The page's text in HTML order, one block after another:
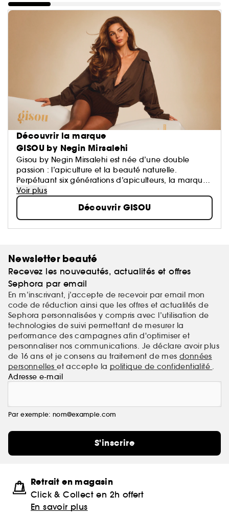
Découvrir la marque
GISOU by Negin Mirsalehi
Gisou by Negin Mirsalehi est née d’une double
passion : l’apiculture et la beauté naturelle.
Perpétuant six générations d’apiculteurs, la marque
crée des soins cheveux uniques, dont des
shampooings, des masques cheveux et des huiles
pour cheveux, formulés à partir d’ingrédients
précieux cultivés et récoltés de manière éco-
responsable au jardin Mirsalehi Bee Garden. Les
chevelu.
Voir plus
Découvrir GISOU
Newsletter beauté
Recevez les nouveautés, actualités et offres
Sephora par email
En m’inscrivant, j’accepte de recevoir par email mon
code de réduction ainsi que les offres et actualités de
Sephora personnalisées y compris avec l’utilisation de
technologies de suivi permettant de mesurer la
performance des campagnes afin d'optimiser et
personnaliser nos communications. Je déclare avoir plus
de 16 ans et je consens au traitement de mes données
personnelleset accepte la politique de confidentialité .
Adresse e-mail
Par exemple: nom@example.com
S'inscrire
Retrait en magasin
Click & Collect en 2h offert
En savoir plus